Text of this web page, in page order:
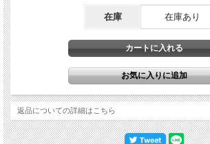
在庫 在庫あり
返品についての詳細はこちら